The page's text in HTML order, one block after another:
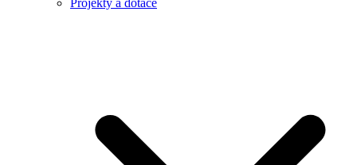
Projekty a dotace